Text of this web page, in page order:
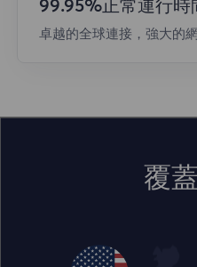
99.95%正常運行時
卓越的全球連接，強大的
覆